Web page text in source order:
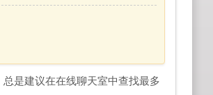
是建议在在线聊天室中查找最多